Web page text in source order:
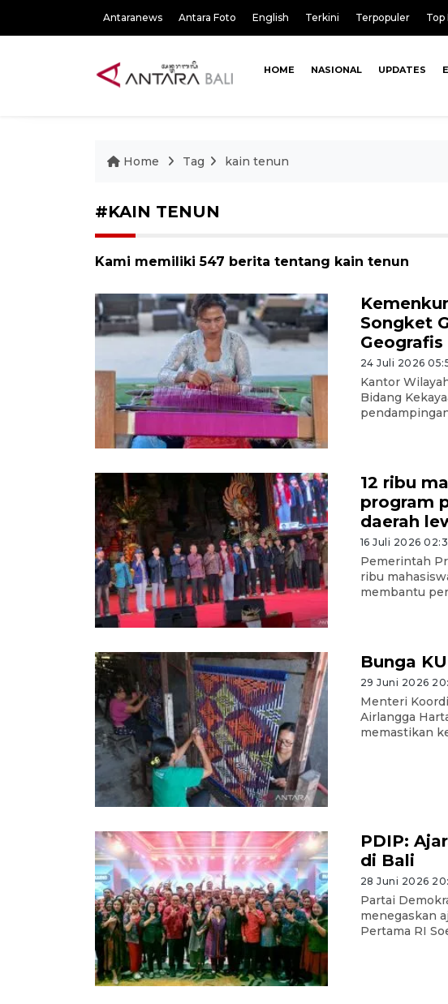
Antaranews Antara Foto English Terkini Terpopuler Top
HOME NASIONAL UPDATES
Home Tag kain tenun
#KAIN TENUN
Kami memiliki 547 berita tentang kain tenun
Songket
Geografis
24 Juli 2026
Kantor
Bidang
12 ribu
program
daerah
16 Juli 2026
Pemerintah
ribu
membantu
Bunga
29 Juni 2026
Menteri
Airlangga
memastikan
PDIP:
di Bali
28 Juni 2026
Partai
menegaskan
Pertama RI